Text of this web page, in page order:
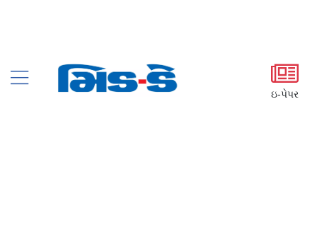
ઇ-પેપર